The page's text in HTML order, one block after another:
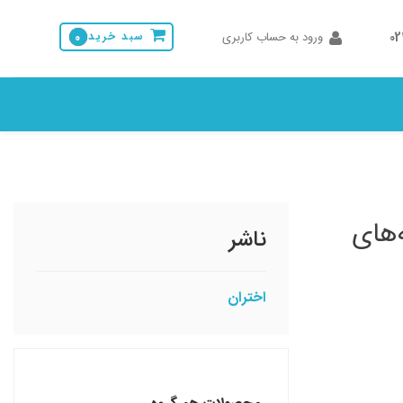
ورود به حساب کاربری سبد خرید 0
ناشر
اختران